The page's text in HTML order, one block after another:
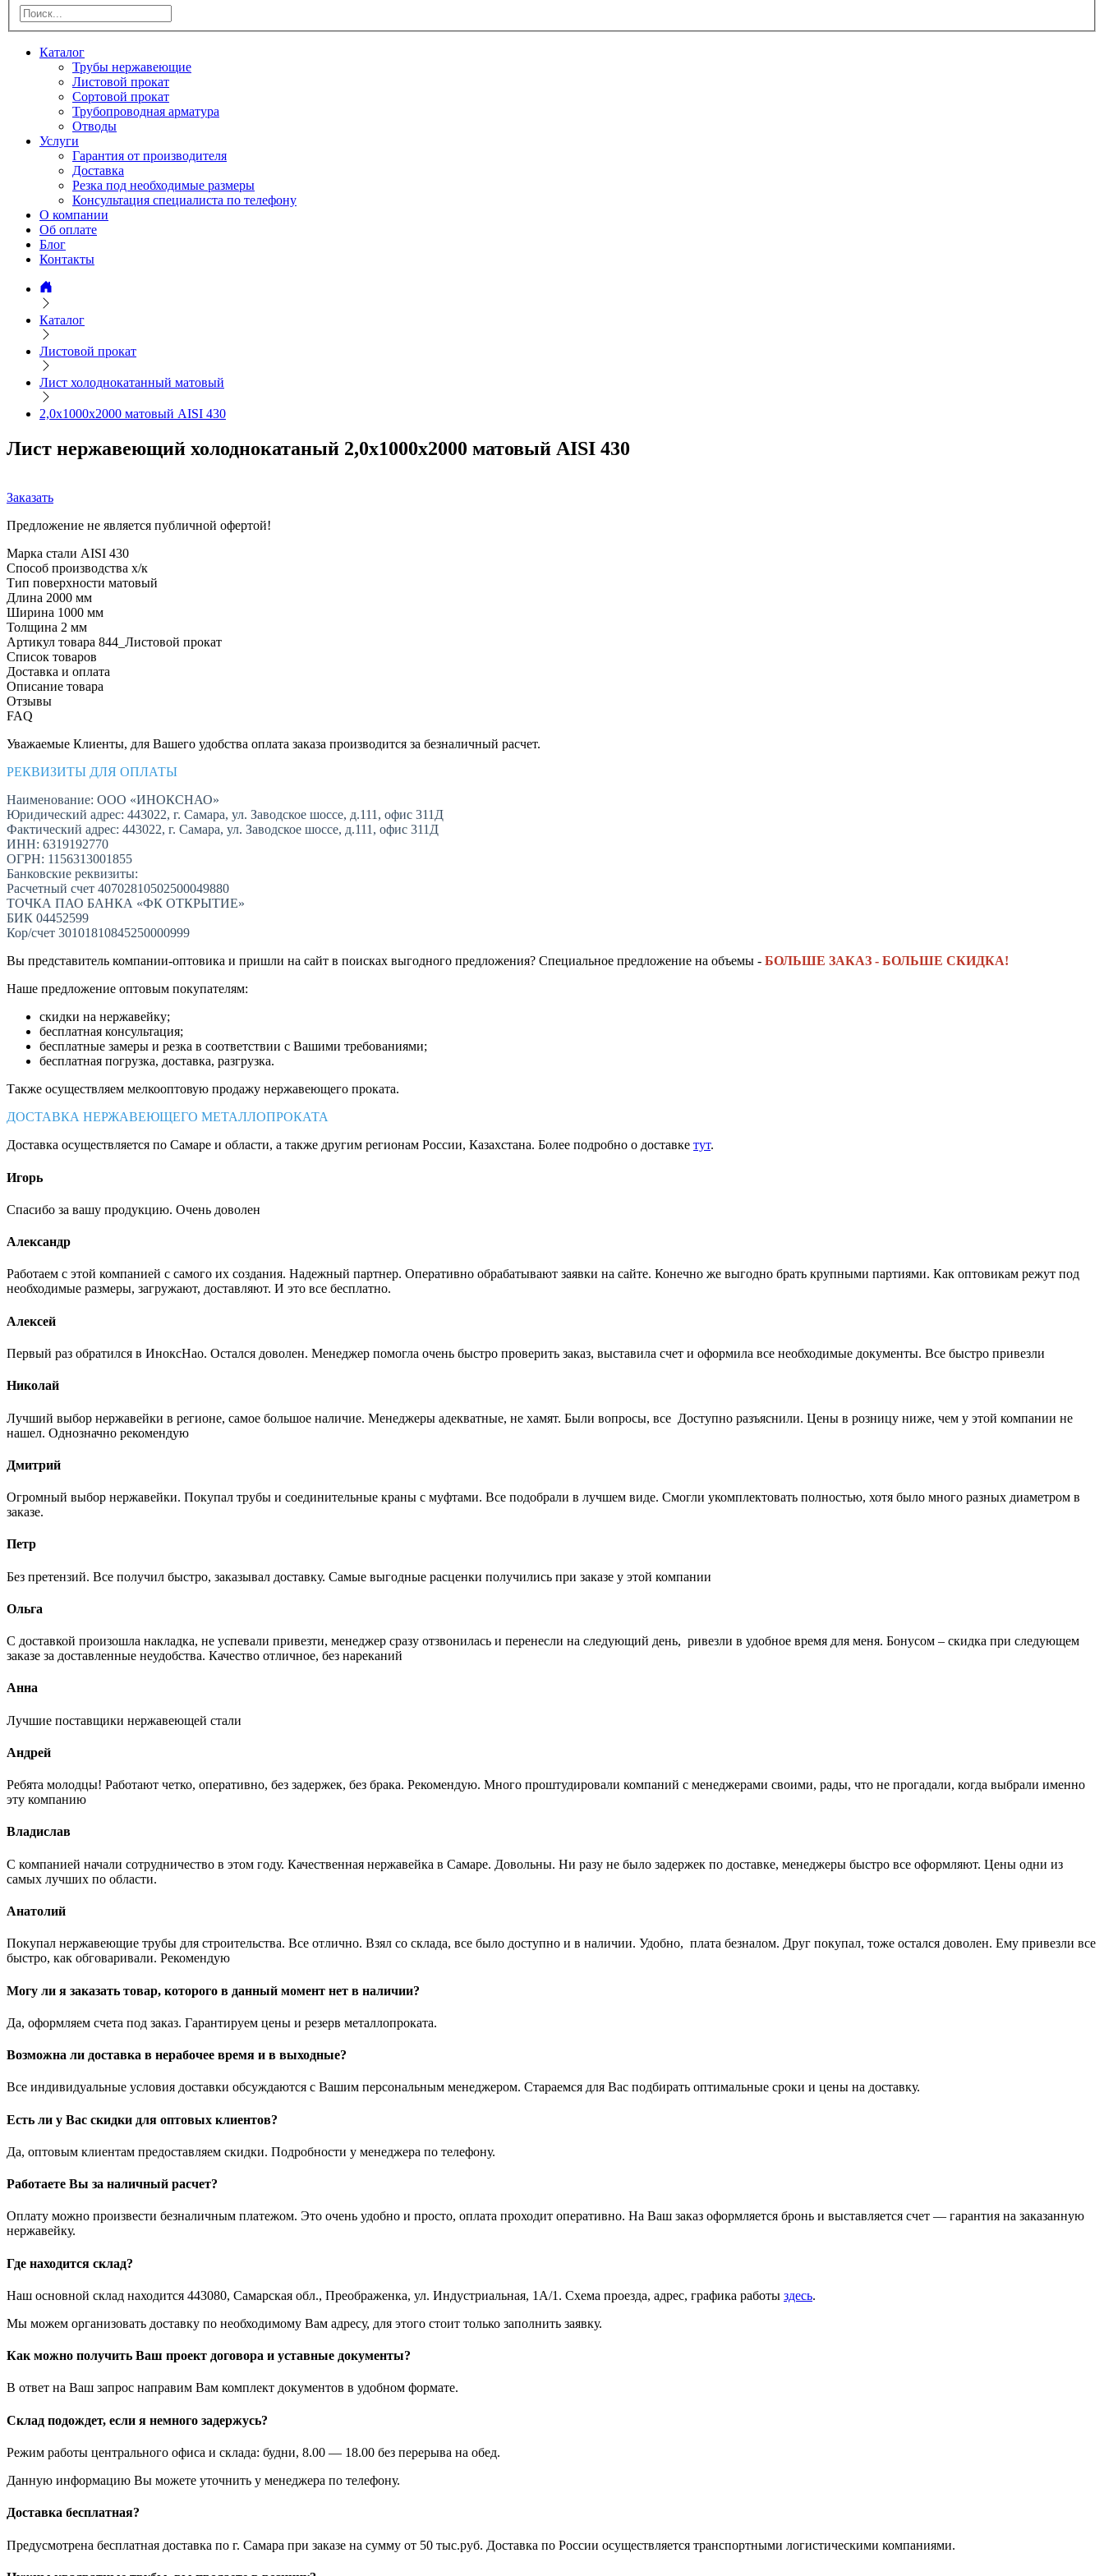
Каталог
Трубы нержавеющие
Листовой прокат
Сортовой прокат
Трубопроводная арматура
Отводы
Услуги
Гарантия от производителя
Доставка
Резка под необходимые размеры
Консультация специалиста по телефону
О компании
Об оплате
Блог
Контакты
Каталог
Листовой прокат
Лист холоднокатанный матовый
2,0х1000х2000 матовый AISI 430
Лист нержавеющий холоднокатаный 2,0х1000х2000 матовый AISI 430
Заказать
Предложение не является публичной офертой!
Марка стали AISI 430
Способ производства х/к
Тип поверхности матовый
Длина 2000 мм
Ширина 1000 мм
Толщина 2 мм
Артикул товара 844_Листовой прокат
Список товаров
Доставка и оплата
Описание товара
Отзывы
FAQ
Уважаемые Клиенты, для Вашего удобства оплата заказа производится за безналичный расчет.
РЕКВИЗИТЫ ДЛЯ ОПЛАТЫ
Наименование: ООО «ИНОКСНАО»
Юридический адрес: 443022, г. Самара, ул. Заводское шоссе, д.111, офис 311Д
Фактический адрес: 443022, г. Самара, ул. Заводское шоссе, д.111, офис 311Д
ИНН: 6319192770
ОГРН: 1156313001855
Банковские реквизиты:
Расчетный счет 40702810502500049880
ТОЧКА ПАО БАНКА «ФК ОТКРЫТИЕ»
БИК 04452599
Кор/счет 30101810845250000999
Вы представитель компании-оптовика и пришли на сайт в поисках выгодного предложения? Специальное предложение на объемы - БОЛЬШЕ ЗАКАЗ - БОЛЬШЕ СКИДКА!
Наше предложение оптовым покупателям:
скидки на нержавейку;
бесплатная консультация;
бесплатные замеры и резка в соответствии с Вашими требованиями;
бесплатная погрузка, доставка, разгрузка.
Также осуществляем мелкооптовую продажу нержавеющего проката.
ДОСТАВКА НЕРЖАВЕЮЩЕГО МЕТАЛЛОПРОКАТА
Доставка осуществляется по Самаре и области, а также другим регионам России, Казахстана. Более подробно о доставке тут.
Игорь
Спасибо за вашу продукцию. Очень доволен
Александр
Работаем с этой компанией с самого их создания. Надежный партнер. Оперативно обрабатывают заявки на сайте. Конечно же выгодно брать крупными партиями. Как оптовикам режут под
необходимые размеры, загружают, доставляют. И это все бесплатно.
Алексей
Первый раз обратился в ИноксНао. Остался доволен. Менеджер помогла очень быстро проверить заказ, выставила счет и оформила все необходимые документы. Все быстро привезли
Николай
Лучший выбор нержавейки в регионе, самое большое наличие. Менеджеры адекватные, не хамят. Были вопросы, все Доступно разъяснили. Цены в розницу ниже, чем у этой компании не
нашел. Однозначно рекомендую
Дмитрий
Огромный выбор нержавейки. Покупал трубы и соединительные краны с муфтами. Все подобрали в лучшем виде. Смогли укомплектовать полностью, хотя было много разных диаметром в
заказе.
Петр
Без претензий. Все получил быстро, заказывал доставку. Самые выгодные расценки получились при заказе у этой компании
Ольга
С доставкой произошла накладка, не успевали привезти, менеджер сразу отзвонилась и перенесли на следующий день, ривезли в удобное время для меня. Бонусом – скидка при следующем
заказе за доставленные неудобства. Качество отличное, без нареканий
Анна
Лучшие поставщики нержавеющей стали
Андрей
Ребята молодцы! Работают четко, оперативно, без задержек, без брака. Рекомендую. Много проштудировали компаний с менеджерами своими, рады, что не прогадали, когда выбрали именно
эту компанию
Владислав
С компанией начали сотрудничество в этом году. Качественная нержавейка в Самаре. Довольны. Ни разу не было задержек по доставке, менеджеры быстро все оформляют. Цены одни из
самых лучших по области.
Анатолий
Покупал нержавеющие трубы для строительства. Все отлично. Взял со склада, все было доступно и в наличии. Удобно, плата безналом. Друг покупал, тоже остался доволен. Ему привезли все
быстро, как обговаривали. Рекомендую
Могу ли я заказать товар, которого в данный момент нет в наличии?
Да, оформляем счета под заказ. Гарантируем цены и резерв металлопроката.
Возможна ли доставка в нерабочее время и в выходные?
Все индивидуальные условия доставки обсуждаются с Вашим персональным менеджером. Стараемся для Вас подбирать оптимальные сроки и цены на доставку.
Есть ли у Вас скидки для оптовых клиентов?
Да, оптовым клиентам предоставляем скидки. Подробности у менеджера по телефону.
Работаете Вы за наличный расчет?
Оплату можно произвести безналичным платежом. Это очень удобно и просто, оплата проходит оперативно. На Ваш заказ оформляется бронь и выставляется счет — гарантия на заказанную
нержавейку.
Где находится склад?
Наш основной склад находится 443080, Самарская обл., Преображенка, ул. Индустриальная, 1А/1. Схема проезда, адрес, графика работы здесь.
Мы можем организовать доставку по необходимому Вам адресу, для этого стоит только заполнить заявку.
Как можно получить Ваш проект договора и уставные документы?
В ответ на Ваш запрос направим Вам комплект документов в удобном формате.
Склад подождет, если я немного задержусь?
Режим работы центрального офиса и склада: будни, 8.00 — 18.00 без перерыва на обед.
Данную информацию Вы можете уточнить у менеджера по телефону.
Доставка бесплатная?
Предусмотрена бесплатная доставка по г. Самара при заказе на сумму от 50 тыс.руб. Доставка по России осуществляется транспортными логистическими компаниями.